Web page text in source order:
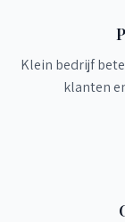
Klein bedrijf
klanten